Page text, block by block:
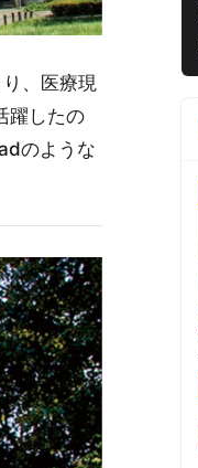
、医療現
躍したの
のような